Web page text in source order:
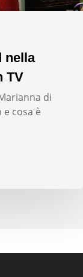
nella
TV
di
cosa è